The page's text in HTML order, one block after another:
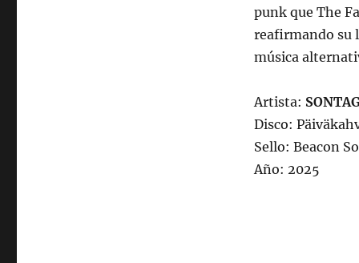
punk que The
reafirmando su
música
Artista:
Disco:
Sello: Beacon
Año: 2025